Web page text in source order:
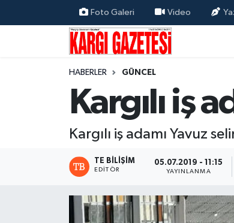
Foto Galeri Video
HABERLER GÜNCEL
Kargılı iş
Kargılı iş adamı Yavuz
TE BILIŞIM
EDITÖR
05.07.2019 - 11:15
YAYINLANMA
Flaş Haber
Nöbetçi Eczaneler
Hava Durumu
Çorum Namaz Vakitleri
Trafik Durumu
Süper Lig Puan Durumu ve Fikstür
Tüm Manşetler